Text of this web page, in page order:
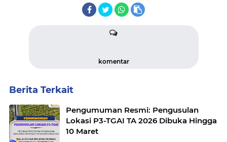
komentar
Berita Terkait
Pengumuman Resmi: Pengusulan
Lokasi P3-TGAI TA 2026 Dibuka Hingga
10 Maret